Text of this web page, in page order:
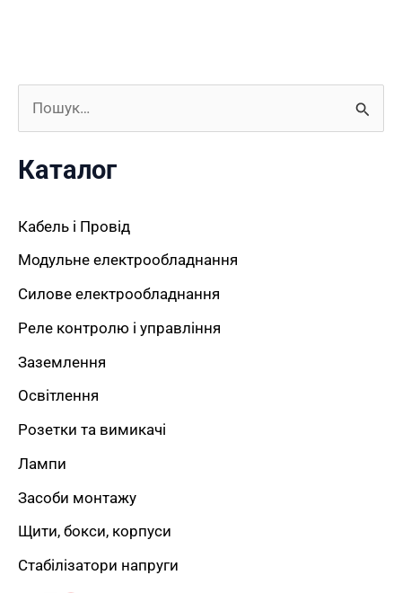
к
т
и
:
Каталог
Кабель і Провід
Модульне електрообладнання
Силове електрообладнання
Реле контролю і управління
Заземлення
Освітлення
Розетки та вимикачі
Лампи
Засоби монтажу
Щити, бокси, корпуси
Стабілізатори напруги